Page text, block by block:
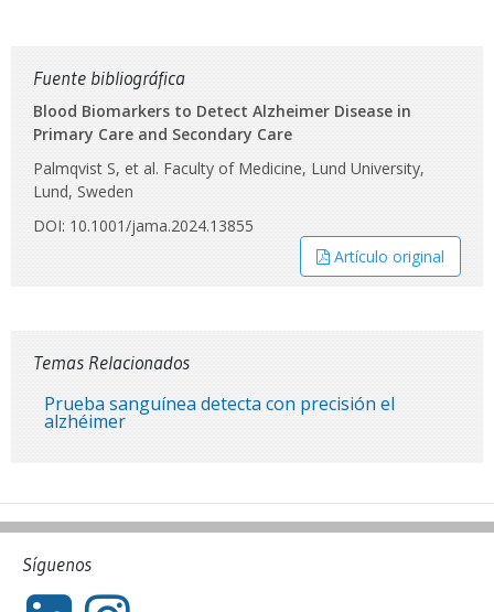
Fuente bibliográfica
Blood Biomarkers to Detect Alzheimer Disease in
Primary Care and Secondary Care
Palmqvist S, et al. Faculty of Medicine, Lund University,
Lund, Sweden
DOI: 10.1001/jama.2024.13855
Artículo original
Temas Relacionados
Prueba sanguínea detecta con precisión el
alzhéimer
Síguenos